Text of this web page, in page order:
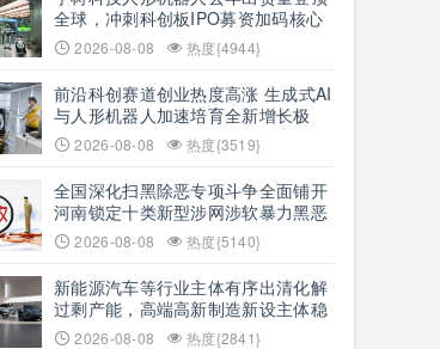
全球，冲刺科创板IPO募资加码核心
技术研发
2026-08-08 热度{4944}
前沿科创赛道创业热度高涨 生成式AI
与人形机器人加速培育全新增长极
2026-08-08 热度{3519}
全国深化扫黑除恶专项斗争全面铺开
河南锁定十类新型涉网涉软暴力黑恶
犯罪精准严打
2026-08-08 热度{5140}
新能源汽车等行业主体有序出清化解
过剩产能，高端高新制造新设主体稳
步扩容
2026-08-08 热度{2841}